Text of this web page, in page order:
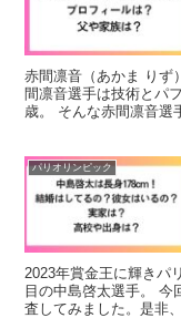
赤間凛音（あかま りず
間凛音選手は技術とパ
歳。 そんな赤間凛音選
パリオリンピック
2023年賞金王に輝きパ
目の中島啓太選手。 今
査してみました。是非